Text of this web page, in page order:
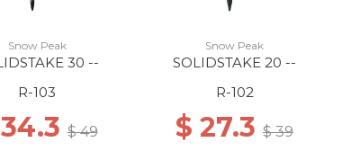
Snow Peak
30 --
R-103
$ 49
Snow Peak
SOLIDSTAKE 20 --
R-102
$ 27.3$ 39